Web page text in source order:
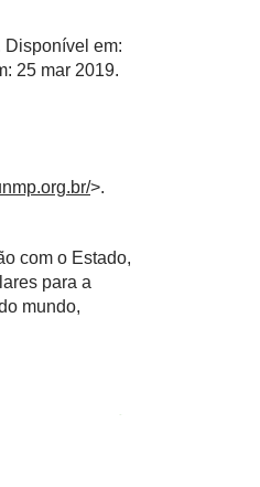
Disponível em:
25 mar 2019.
>.
com o Estado,
para a
mundo,